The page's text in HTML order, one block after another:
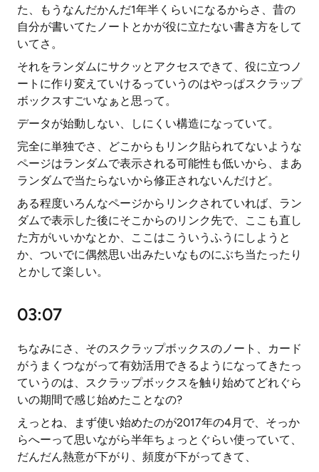
た、もうなんだかんだ1年半くらいになるからさ、昔の
自分が書いてたノートとかが役に立たない書き方をして
いてさ。
それをランダムにサクッとアクセスできて、役に立つノ
ートに作り変えていけるっていうのはやっぱスクラップ
ボックスすごいなぁと思って。
データが始動しない、しにくい構造になっていて。
完全に単独でさ、どこからもリンク貼られてないような
ページはランダムで表示される可能性も低いから、まあ
ランダムで当たらないから修正されないんだけど。
ある程度いろんなページからリンクされていれば、ラン
ダムで表示した後にそこからのリンク先で、ここも直し
た方がいいかなとか、ここはこういうふうにしようと
か、ついでに偶然思い出みたいなものにぶち当たったり
とかして楽しい。
03:07
ちなみにさ、そのスクラップボックスのノート、カード
がうまくつながって有効活用できるようになってきたっ
ていうのは、スクラップボックスを触り始めてどれぐら
いの期間で感じ始めたことなの?
えっとね、まず使い始めたのが2017年の4月で、そっか
らへーって思いながら半年ちょっとぐらい使っていて、
だんだん熱意が下がり、頻度が下がってきて、